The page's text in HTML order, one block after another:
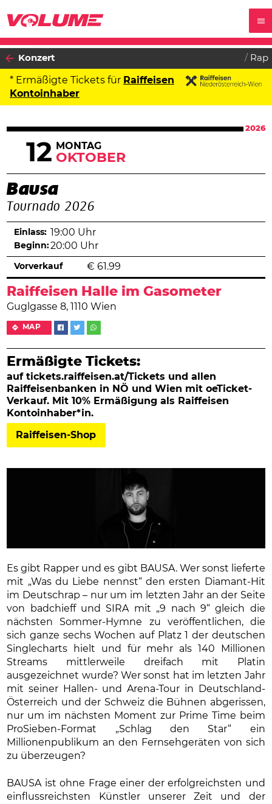
Konzert Rap
* Ermäßigte Tickets für Raiffeisen
Kontoinhaber
2026
12 MONTAG
OKTOBER
Bausa
Tournado 2026
Raiffeisen Halle im Gasometer
Guglgasse 8, 1110 Wien
MAP
Ermäßigte Tickets:
auf tickets.raiffeisen.at/Tickets und allen
Raiffeisenbanken in NÖ und Wien mit oeTicket-
Verkauf. Mit 10% Ermäßigung als Raiffeisen
Kontoinhaber*in.
Raiffeisen-Shop
Einlass: 19:00 Uhr
Beginn:20:00 Uhr
Vorverkauf € 61.99
Es gibt Rapper und es gibt BAUSA. Wer sonst lieferte
mit „Was du Liebe nennst“ den ersten Diamant-Hit
im Deutschrap – nur um im letzten Jahr an der Seite
von badchieff und SIRA mit „9 nach 9“ gleich die
nächsten Sommer-Hymne zu veröffentlichen, die
sich ganze sechs Wochen auf Platz 1 der deutschen
Singlecharts hielt und für mehr als 140 Millionen
Streams mittlerweile dreifach mit Platin
ausgezeichnet wurde? Wer sonst hat im letzten Jahr
mit seiner Hallen- und Arena-Tour in Deutschland-
Österreich und der Schweiz die Bühnen abgerissen,
nur um im nächsten Moment zur Prime Time beim
ProSieben-Format „Schlag den Star“ ein
Millionenpublikum an den Fernsehgeräten von sich
zu überzeugen?
BAUSA ist ohne Frage einer der erfolgreichsten und
einflussreichsten Künstler unserer Zeit und der